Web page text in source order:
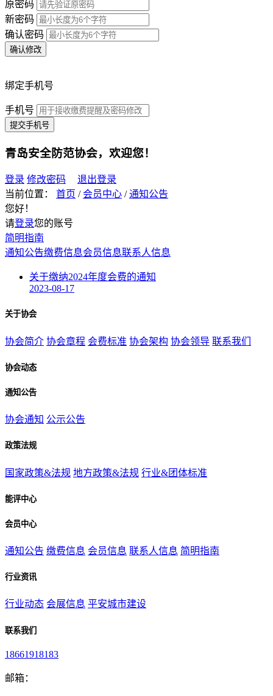
原密码
新密码
确认密码
确认修改
绑定手机号
手机号
提交手机号
青岛安全防范协会，欢迎您！
登录 修改密码
退出登录
当前位置： 首页 / 会员中心 /通知公告
您好！
请登录您的账号
简明指南
通知公告缴费信息会员信息联系人信息
关于缴纳2024年度会费的通知
2023-08-17
关于协会
协会简介 协会章程 会费标准 协会架构 协会领导 联系我们
协会动态
通知公告
协会通知 公示公告
政策法规
国家政策&法规 地方政策&法规 行业&团体标准
能评中心
会员中心
通知公告 缴费信息 会员信息 联系人信息 简明指南
行业资讯
行业动态 会展信息 平安城市建设
联系我们
18661918183
邮箱：